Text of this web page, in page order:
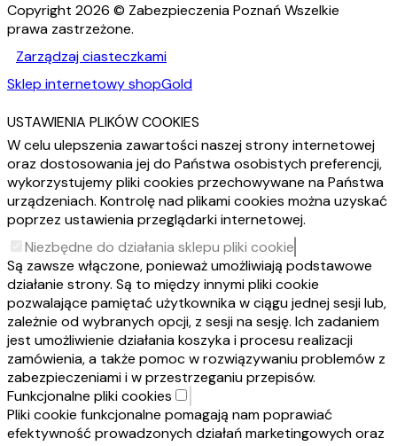
Copyright 2026 © Zabezpieczenia Poznań Wszelkie
prawa zastrzeżone.
Zarządzaj ciasteczkami
Sklep internetowy shopGold
USTAWIENIA PLIKÓW COOKIES
W celu ulepszenia zawartości naszej strony internetowej
oraz dostosowania jej do Państwa osobistych preferencji,
wykorzystujemy pliki cookies przechowywane na Państwa
urządzeniach. Kontrolę nad plikami cookies można uzyskać
poprzez ustawienia przeglądarki internetowej.
Niezbędne do działania sklepu pliki cookie
Są zawsze włączone, ponieważ umożliwiają podstawowe
działanie strony. Są to między innymi pliki cookie
pozwalające pamiętać użytkownika w ciągu jednej sesji lub,
zależnie od wybranych opcji, z sesji na sesję. Ich zadaniem
jest umożliwienie działania koszyka i procesu realizacji
zamówienia, a także pomoc w rozwiązywaniu problemów z
zabezpieczeniami i w przestrzeganiu przepisów.
Funkcjonalne pliki cookies
Pliki cookie funkcjonalne pomagają nam poprawiać
efektywność prowadzonych działań marketingowych oraz